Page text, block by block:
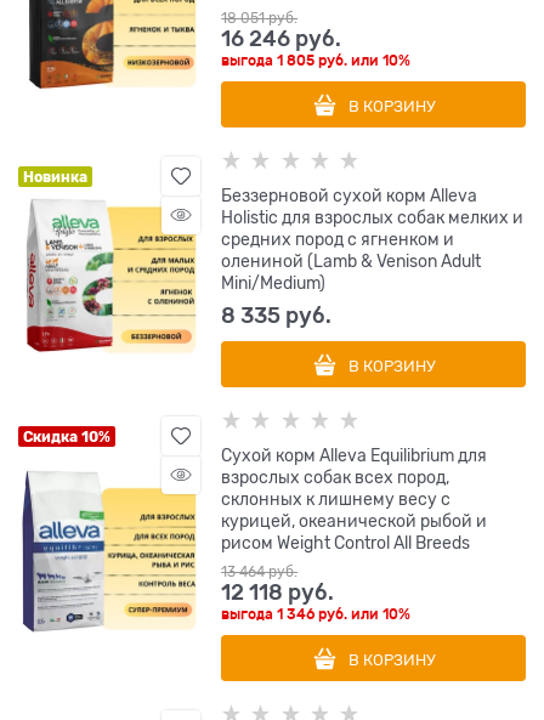
18 051 руб.
16 246 руб.
выгода1 805 руб. или10%
В КОРЗИНУ
Новинка
Беззерновой сухой корм Alleva
Holistic для взрослых собак мелких и
средних пород с ягненком и
олениной (Lamb & Venison Adult
Mini/Medium)
8 335 руб.
В КОРЗИНУ
Скидка 10%
Сухой корм Alleva Equilibrium для
взрослых собак всех пород,
склонных к лишнему весу с
курицей, океанической рыбой и
рисом Weight Control All Breeds
13 464 руб.
12 118 руб.
выгода1 346 руб. или10%
В КОРЗИНУ